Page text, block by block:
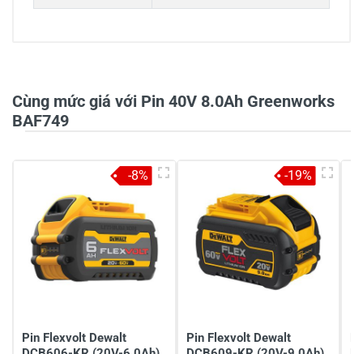
3
-
2
-
1
-
Viết nhận xét của bạn
Cùng mức giá với Pin 40V 8.0Ah Greenworks
BAF749
Pin Flexvolt Dewalt
-8%
Pin Flexvolt Dewalt
-19%